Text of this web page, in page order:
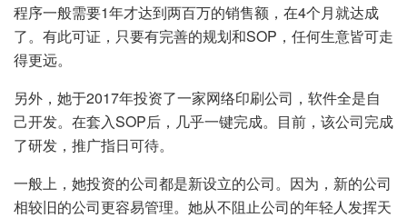
程序一般需要1年才达到两百万的销售额，在4个月就达成
了。有此可证，只要有完善的规划和SOP，任何生意皆可走
得更远。
另外，她于2017年投资了一家网络印刷公司，软件全是自
己开发。在套入SOP后，几乎一键完成。目前，该公司完成
了研发，推广指日可待。
一般上，她投资的公司都是新设立的公司。因为，新的公司
相较旧的公司更容易管理。她从不阻止公司的年轻人发挥天